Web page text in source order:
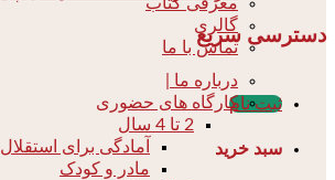
گالری
تماس با ما
ثبت نام
سبد خرید
دسترسی سریع
درباره ما |
کارگاه های حضوری
2 تا 4 سال
آمادگی برای استقلال
مادر و کودک